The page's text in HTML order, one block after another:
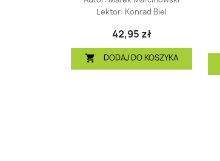
Lektor: Konrad Biel
42,95 zł
 DODAJ DO KOSZYKA